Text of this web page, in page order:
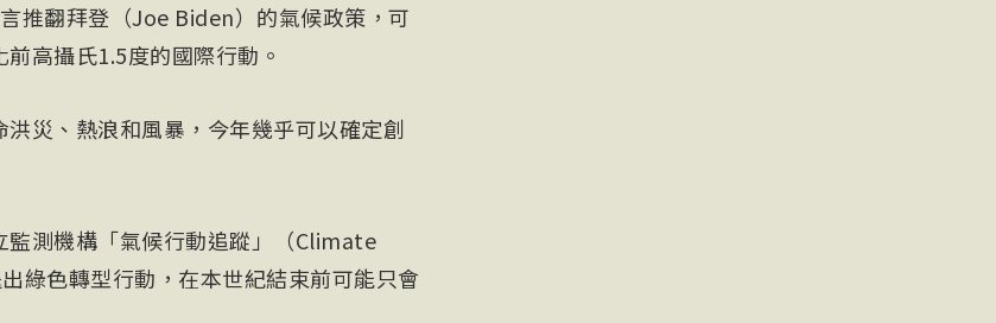
推翻拜登（Joe Biden）的氣候政策，可
高攝氏1.5度的國際行動。
災、熱浪和風暴，今年幾乎可以確定創
測機構「氣候行動追蹤」（Climate
綠色轉型行動，在本世紀結束前可能只會